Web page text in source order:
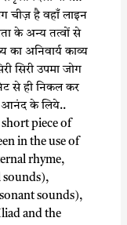
चीज़ है वहाँ लाइन
के अन्य तत्वों से
का अनिवार्य काव्य
सिरी उपमा जोग
से ही निकल कर
आनंद के लिये..
piece of
in the use of
rhyme,
sounds),
sounds),
and the